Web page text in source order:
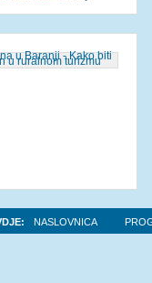
NASLOVNICA